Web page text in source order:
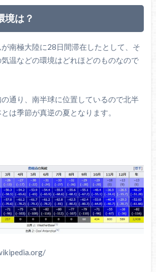
境は？
南極大陸に28日間滞在したとして、そ
温などの環境はどれほどのものなので
通り、南半球に位置しているので北半
は季節が真逆の夏となります。